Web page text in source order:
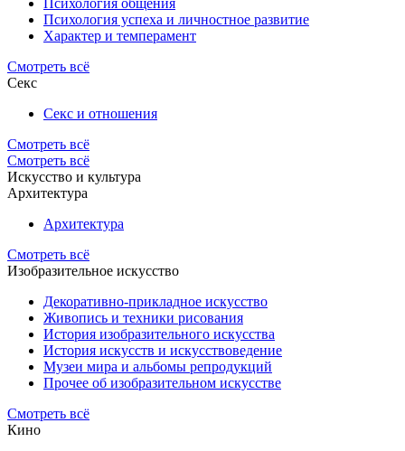
Психология успеха и личностное развитие
Характер и темперамент
Смотреть всё
Секс
Секс и отношения
Смотреть всё
Смотреть всё
Искусство и культура
Архитектура
Архитектура
Смотреть всё
Изобразительное искусство
Декоративно-прикладное искусство
Живопись и техники рисования
История изобразительного искусства
История искусств и искусствоведение
Музеи мира и альбомы репродукций
Прочее об изобразительном искусстве
Смотреть всё
Кино